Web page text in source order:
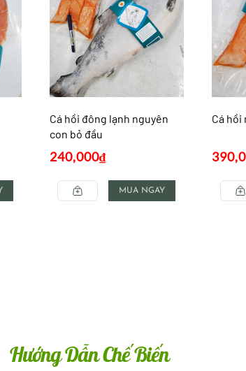
Cá hồi đông lạnh nguyên
con bỏ đầu
240,000₫
MUA NGAY
Cá hồi
Hướng Dẫn Chế Biến